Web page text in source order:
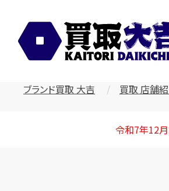
ブランド買取 大吉 買取 店舗
令和7年12月